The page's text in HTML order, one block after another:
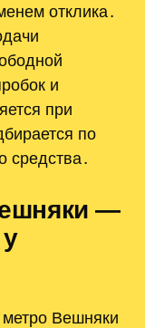
отклика․
и
при
по
средства․
—
Вешняки